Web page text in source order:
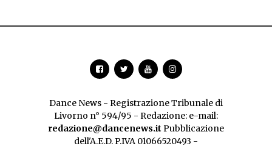
Dance News - Registrazione Tribunale di
Livorno n° 594/95 - Redazione: e-mail:
redazione@dancenews.it Pubblicazione
dell'A.E.D. P.IVA 01066520493 -